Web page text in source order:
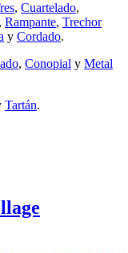
, Cuartelado,
, Rampante, Trechor
y Cordado.
, Conopial y Metal
Tartán.